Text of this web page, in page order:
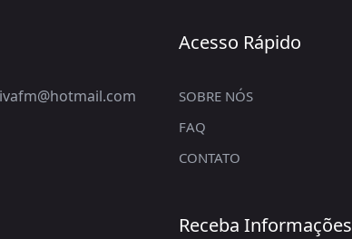
Acesso Rápido
SOBRE NÓS
FAQ
CONTATO
Receba Informações